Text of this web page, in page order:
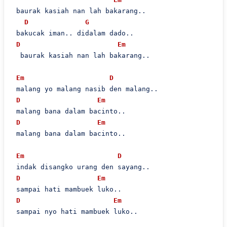
baurak kasiah nan lah bakarang..
D
G
bakucak iman.. didalam dado..
D
Em
  baurak kasiah nan lah bakarang..
Em
D
malang yo malang nasib den malang..
D
Em
malang bana dalam bacinto..
D
Em
malang bana dalam bacinto..
Em
D
indak disangko urang den sayang..
D
Em
sampai hati mambuek luko..
D
Em
sampai nyo hati mambuek luko..